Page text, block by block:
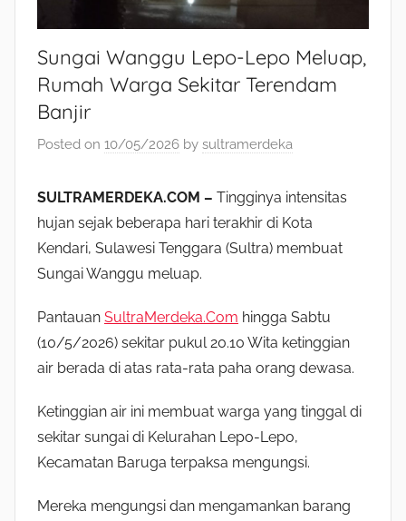
Sungai Wanggu Lepo-Lepo Meluap,
Rumah Warga Sekitar Terendam
Banjir
Posted on 10/05/2026 by sultramerdeka
SULTRAMERDEKA.COM – Tingginya intensitas
hujan sejak beberapa hari terakhir di Kota
Kendari, Sulawesi Tenggara (Sultra) membuat
Sungai Wanggu meluap.
Pantauan SultraMerdeka.Com hingga Sabtu
(10/5/2026) sekitar pukul 20.10 Wita ketinggian
air berada di atas rata-rata paha orang dewasa.
Ketinggian air ini membuat warga yang tinggal di
sekitar sungai di Kelurahan Lepo-Lepo,
Kecamatan Baruga terpaksa mengungsi.
Mereka mengungsi dan mengamankan barang